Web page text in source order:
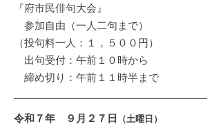
『府市民俳句大会』
参加自由（一人二句まで）
（投句料一人：１，５００円）
出句受付：午前１０時から​
締め切り：午前１１時半まで
令和７年 ９月２７日 （土曜日）